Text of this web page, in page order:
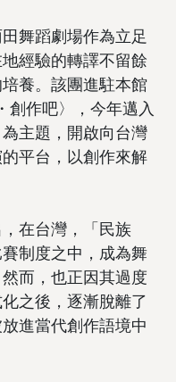
舞蹈劇場作為立足
經驗的轉譯不留餘
養。該團進駐本館
作吧〉，今年邁入
主題，開啟向台灣
平台，以創作來解
在台灣，「民族
制度之中，成為舞
而，也正因其過度
之後，逐漸脫離了
進當代創作語境中